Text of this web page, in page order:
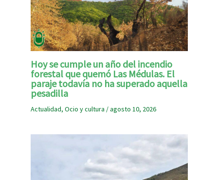
Hoy se cumple un año del incendio
forestal que quemó Las Médulas. El
paraje todavía no ha superado aquella
pesadilla
Actualidad, Ocio y cultura /agosto 10, 2026